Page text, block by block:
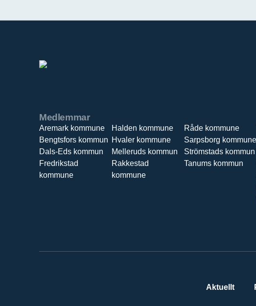
Medlemmar
Aremark kommune
Bengtsfors kommun
Dals-Eds kommun
Fredrikstad
kommune
Halden kommune
Hvaler kommune
Melleruds kommun
Rakkestad
kommune
Råde kommune
Sarpsborg kommune
Strömstads kommun
Tanums kommun
Aktuellt